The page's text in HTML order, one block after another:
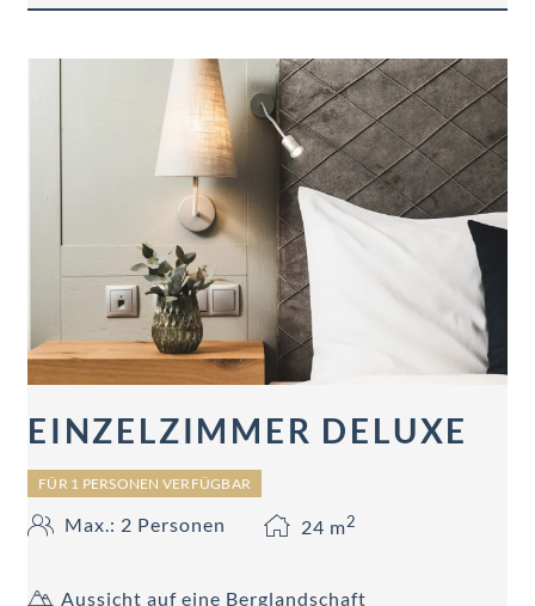
EINZELZIMMER DELUXE
FÜR 1 PERSONEN VERFÜGBAR
Max.: 2 Personen 24 m2
Aussicht auf eine Berglandschaft